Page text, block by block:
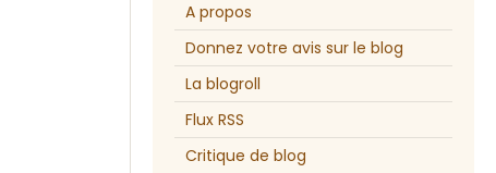
A propos
Donnez votre avis sur le blog
La blogroll
Flux RSS
Critique de blog